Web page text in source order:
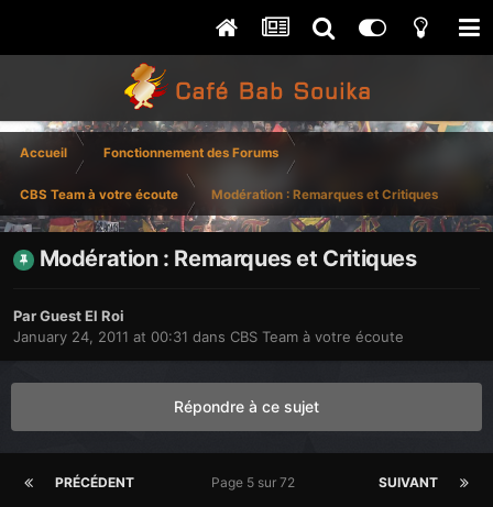
Accueil Fonctionnement des Forums
CBS Team à votre écoute Modération : Remarques et Critiques
Modération : Remarques et Critiques
Par Guest El Roi
January 24, 2011 at 00:31 dans CBS Team à votre écoute
Répondre à ce sujet
PRÉCÉDENT SUIVANT
Page 5 sur 72